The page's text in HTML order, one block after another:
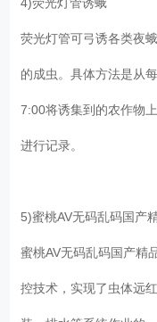
荧光灯管可弓诱各类夜
的成虫。具体方法是从
7:00将诱集到的农作物
进行记录。
5)蜜桃AV无码乱码国产
蜜桃AV无码乱码国产精
控技术，实现了虫体远